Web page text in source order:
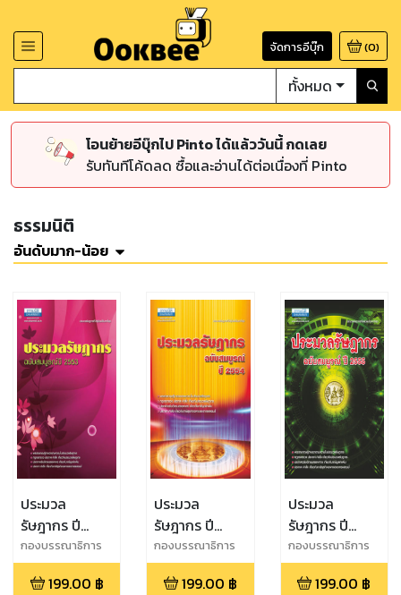
จัดการอีบุ๊ก (0)
ทั้งหมด
โอนย้ายอีบุ๊กไป Pinto ได้แล้ววันนี้ กดเลย
รับทันทีโค้ดลด ซื้อและอ่านได้ต่อเนื่องที่ Pinto
ธรรมนิติ
อันดับมาก-น้อย
ประมวล
รัษฎากร ปี
2553
กองบรรณาธิการ
ธรรมนิติ
199.00 ฿
ประมวล
รัษฎากร ปี
2554
กองบรรณาธิการ
ธรรมนิติ
199.00 ฿
ประมวล
รัษฎากร ปี
2555
กองบรรณาธิการ
ธรรมนิติ
199.00 ฿